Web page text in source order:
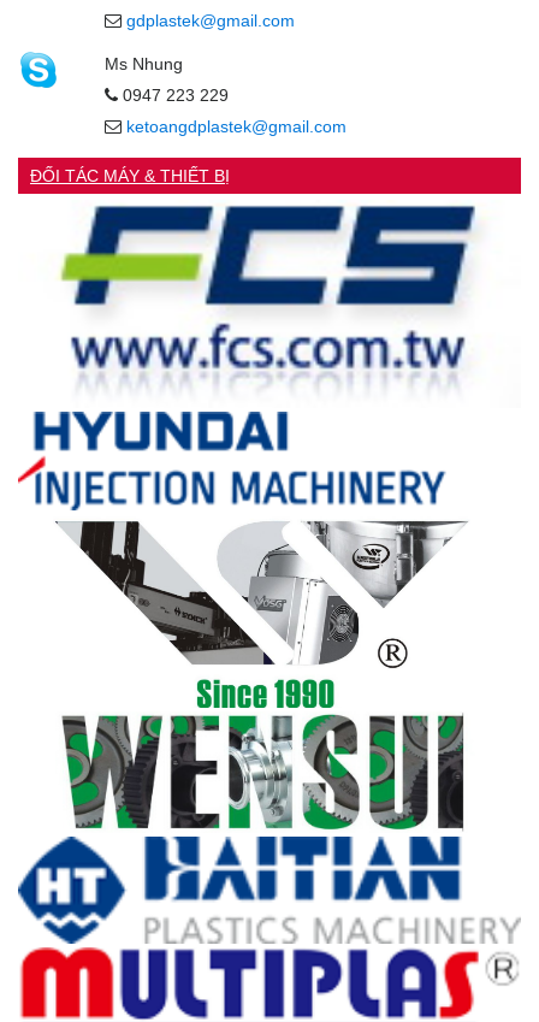
gdplastek@gmail.com
Ms Nhung
0947 223 229
ketoangdplastek@gmail.com
ĐỐI TÁC MÁY & THIẾT BỊ